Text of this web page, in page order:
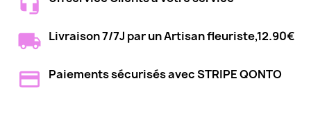
Livraison 7/7J par un Artisan fleuriste,12.90€
Paiements sécurisés avec STRIPE QONTO